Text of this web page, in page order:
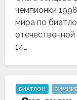
чемпионки
мира по
14…
БИАТЛОН